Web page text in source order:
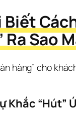
Sao
hàng” cho
“Hút”